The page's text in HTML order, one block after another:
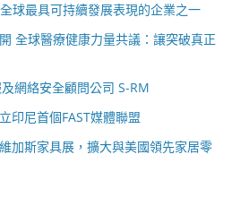
球最具可持續發展表現的企業之一
全球醫療健康力量共議：讓突破真正
網絡安全顧問公司 S-RM
印尼首個FAST媒體聯盟
加斯家具展，擴大與美國領先家居零